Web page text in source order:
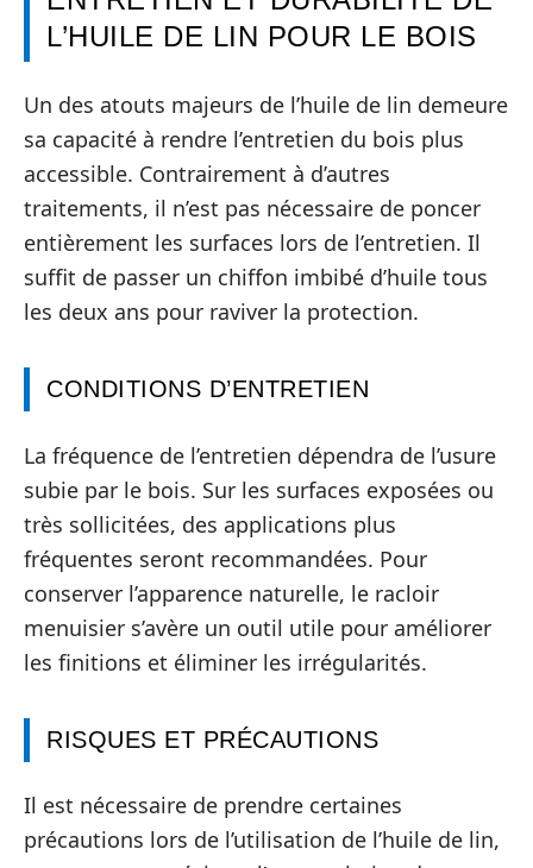
L’HUILE DE LIN POUR LE BOIS
Un des atouts majeurs de l’huile de lin demeure
sa capacité à rendre l’entretien du bois plus
accessible. Contrairement à d’autres
traitements, il n’est pas nécessaire de poncer
entièrement les surfaces lors de l’entretien. Il
suffit de passer un chiffon imbibé d’huile tous
les deux ans pour raviver la protection.
CONDITIONS D’ENTRETIEN
La fréquence de l’entretien dépendra de l’usure
subie par le bois. Sur les surfaces exposées ou
très sollicitées, des applications plus
fréquentes seront recommandées. Pour
conserver l’apparence naturelle, le racloir
menuisier s’avère un outil utile pour améliorer
les finitions et éliminer les irrégularités.
RISQUES ET PRÉCAUTIONS
Il est nécessaire de prendre certaines
précautions lors de l’utilisation de l’huile de lin,